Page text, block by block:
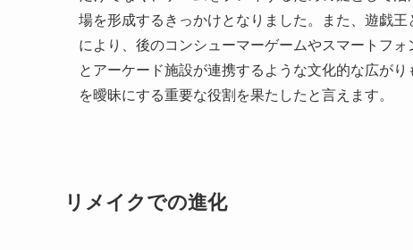
場を形成するきっかけとなりました。また、遊戯
により、後のコンシューマーゲームやスマートフ
とアーケード施設が連携するような文化的な広が
を曖昧にする重要な役割を果たしたと言えます。
リメイクでの進化